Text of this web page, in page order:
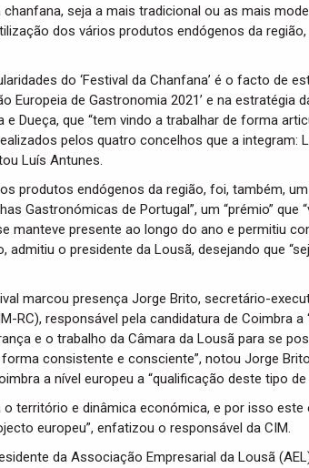
chanfana, seja a mais tradicional ou as mais
dos vários produtos endógenos da
do ‘Festival da Chanfana’ é o facto de
Europeia de Gastronomia 2021’ e na estratégia
e Dueça, que “tem vindo a trabalhar de forma
pelos quatro concelhos que a integram:
Luís Antunes.
produtos endógenos da região, foi, também,
Gastronómicas de Portugal”, um “prémio” que
manteve presente ao longo do ano e permitiu
admitiu o presidente da Lousã, desejando que
marcou presença Jorge Brito, secretário-
RC), responsável pela candidatura de Coimbra a
e o trabalho da Câmara da Lousã para se
consistente e consciente”, notou Jorge
a nível europeu a “qualificação deste tipo de
o território e dinâmica económica, e por isso
europeu”, enfatizou o responsável da CIM.
da Associação Empresarial da Lousã